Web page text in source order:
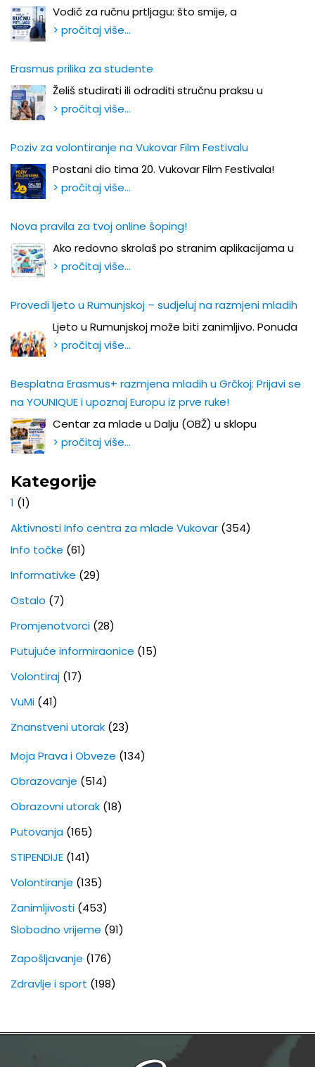
Vodič za ručnu prtljagu: što smije, a
> pročitaj više…
Erasmus prilika za studente
Želiš studirati ili odraditi stručnu praksu u
> pročitaj više…
Poziv za volontiranje na Vukovar Film Festivalu
Postani dio tima 20. Vukovar Film Festivala!
> pročitaj više…
Nova pravila za tvoj online šoping!
Ako redovno skrolaš po stranim aplikacijama u
> pročitaj više…
Provedi ljeto u Rumunjskoj – sudjeluj na razmjeni mladih
Ljeto u Rumunjskoj može biti zanimljivo. Ponuda
> pročitaj više…
Besplatna Erasmus+ razmjena mladih u Grčkoj: Prijavi se
na YOUNIQUE i upoznaj Europu iz prve ruke!
Centar za mlade u Dalju (OBŽ) u sklopu
> pročitaj više…
Kategorije
1 (1)
Aktivnosti Info centra za mlade Vukovar (354)
Info točke (61)
Informativke (29)
Ostalo (7)
Promjenotvorci (28)
Putujuće informiraonice (15)
Volontiraj (17)
VuMi (41)
Znanstveni utorak (23)
Moja Prava i Obveze (134)
Obrazovanje (514)
Obrazovni utorak (18)
Putovanja (165)
STIPENDIJE (141)
Volontiranje (135)
Zanimljivosti (453)
Slobodno vrijeme (91)
Zapošljavanje (176)
Zdravlje i sport (198)